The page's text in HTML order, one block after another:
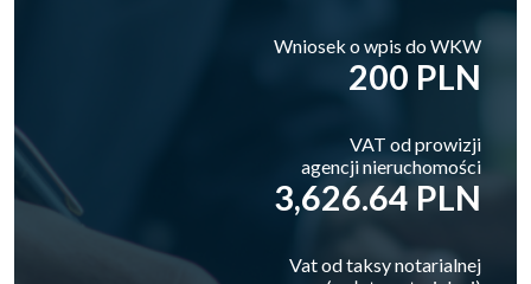
Wniosek o wpis do WKW
200 PLN
VAT od prowizji
agencji nieruchomości
3,626.64 PLN
Vat od taksy notarialnej